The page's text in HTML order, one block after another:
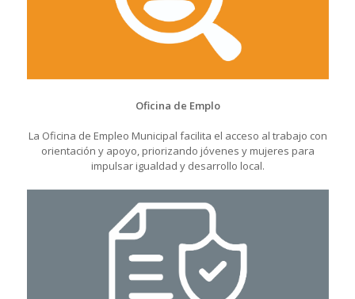
Oficina de Emplo
La Oficina de Empleo Municipal facilita el acceso al trabajo con
orientación y apoyo, priorizando jóvenes y mujeres para
impulsar igualdad y desarrollo local.